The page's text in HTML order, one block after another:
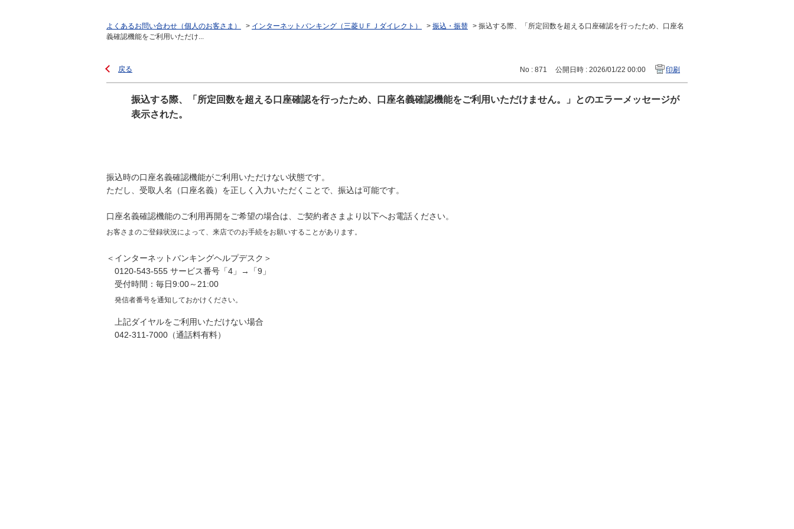
よくあるお問い合わせ（個人のお客さま） > インターネットバンキング（三菱ＵＦＪダイレクト） > 振込・振替 > 振込する際、「所定回数を超える口座確認を行ったため、口座名
義確認機能をご利用いただけ...
戻る No : 871 公開日時 : 2026/01/22 00:00 印刷
振込する際、「所定回数を超える口座確認を行ったため、口座名義確認機能をご利用いただけません。」とのエラーメッセージが
表示された。
振込時の口座名義確認機能がご利用いただけない状態です。
ただし、受取人名（口座名義）を正しく入力いただくことで、振込は可能です。
口座名義確認機能のご利用再開をご希望の場合は、ご契約者さまより以下へお電話ください。
お客さまのご登録状況によって、来店でのお手続をお願いすることがあります。
＜インターネットバンキングヘルプデスク＞
0120-543-555 サービス番号「4」→「9」
受付時間：毎日9:00～21:00
発信者番号を通知しておかけください。
上記ダイヤルをご利用いただけない場合
042-311-7000（通話料有料）